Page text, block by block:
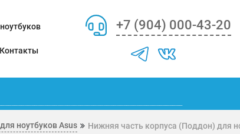
Контакты
+7 (904) 000-43-20
ноутбуков Asus Нижняя часть корпуса (Поддон) для